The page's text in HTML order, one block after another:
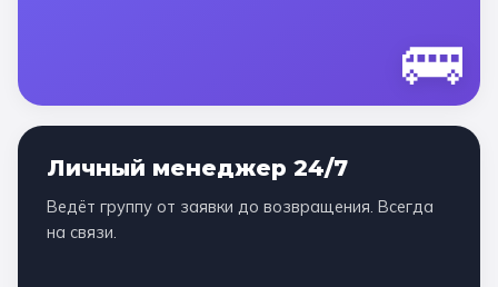
🚌
Личный менеджер 24/7
Ведёт группу от заявки до возвращения. Всегда
на связи.